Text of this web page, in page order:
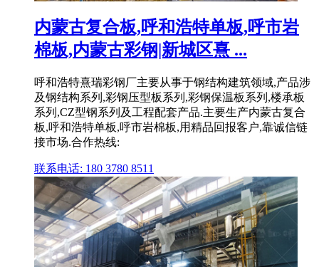
内蒙古复合板,呼和浩特单板,呼市岩
棉板,内蒙古彩钢|新城区熹 ...
呼和浩特熹瑞彩钢厂主要从事于钢结构建筑领域,产品涉
及钢结构系列,彩钢压型板系列,彩钢保温板系列,楼承板
系列,CZ型钢系列及工程配套产品.主要生产内蒙古复合
板,呼和浩特单板,呼市岩棉板,用精品回报客户,靠诚信链
接市场.合作热线:
联系电话: 180 3780 8511